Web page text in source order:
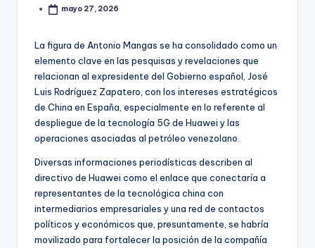
mayo 27, 2026
La figura de Antonio Mangas se ha consolidado como un
elemento clave en las pesquisas y revelaciones que
relacionan al expresidente del Gobierno español, José
Luis Rodríguez Zapatero, con los intereses estratégicos
de China en España, especialmente en lo referente al
despliegue de la tecnología 5G de Huawei y las
operaciones asociadas al petróleo venezolano.
Diversas informaciones periodísticas describen al
directivo de Huawei como el enlace que conectaría a
representantes de la tecnológica china con
intermediarios empresariales y una red de contactos
políticos y económicos que, presuntamente, se habría
movilizado para fortalecer la posición de la compañía